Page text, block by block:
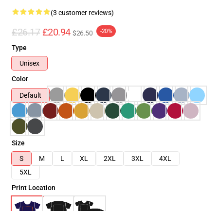
(3 customer reviews)
£26.17 £20.94 $26.50 -20%
Type
Unisex
Color
Default
Size
S
M L XL 2XL 3XL
4XL
5XL
Print Location